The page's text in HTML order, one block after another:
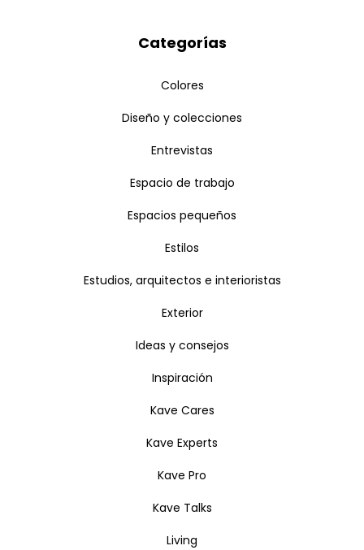
Categorías
Colores
Diseño y colecciones
Entrevistas
Espacio de trabajo
Espacios pequeños
Estilos
Estudios, arquitectos e interioristas
Exterior
Ideas y consejos
Inspiración
Kave Cares
Kave Experts
Kave Pro
Kave Talks
Living